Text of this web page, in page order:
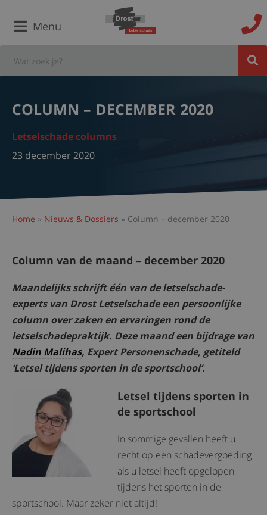
Menu
COLUMN – DECEMBER 2020
Letselschade columns
23 december 2020
Home » Nieuws & Dossiers » Column – december 2020
Column van de maand – december 2020
Maandelijks schrijft één van de letselschade-
experts van Drost Letselschade een persoonlijke
column over zaken en ervaringen rond de
letselschadepraktijk. Deze maand een bijdrage van
Nadin Malihas, Expert Personenschade, getiteld
‘Letsel tijdens sporten in de sportschool’.
Letsel tijdens sporten in
de sportschool
In sommige gevallen heeft u
recht op een schadevergoeding
als u letsel heeft opgelopen
tijdens het sporten in de
sportschool. Maar zeker niet altijd!